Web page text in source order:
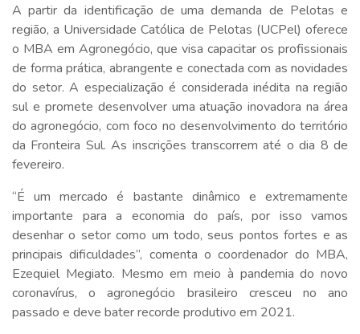
A partir da identificação de uma demanda de Pelotas e
região, a Universidade Católica de Pelotas (UCPel) oferece
o MBA em Agronegócio, que visa capacitar os profissionais
de forma prática, abrangente e conectada com as novidades
do setor. A especialização é considerada inédita na região
sul e promete desenvolver uma atuação inovadora na área
do agronegócio, com foco no desenvolvimento do território
da Fronteira Sul. As inscrições transcorrem até o dia 8 de
fevereiro.
“É um mercado é bastante dinâmico e extremamente
importante para a economia do país, por isso vamos
desenhar o setor como um todo, seus pontos fortes e as
principais dificuldades”, comenta o coordenador do MBA,
Ezequiel Megiato. Mesmo em meio à pandemia do novo
coronavírus, o agronegócio brasileiro cresceu no ano
passado e deve bater recorde produtivo em 2021.